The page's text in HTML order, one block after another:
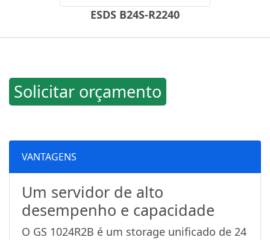
ESDS B24S-R2240
Solicitar orçamento
VANTAGENS
Um servidor de alto
desempenho e capacidade
O GS 1024R2B é um storage unificado de 24